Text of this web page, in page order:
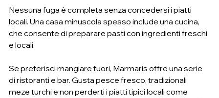
Nessuna fuga è completa senza concedersi i piatti
locali. Una casa minuscola spesso include una cucina,
che consente di preparare pasti con ingredienti freschi
e locali.
Se preferisci mangiare fuori, Marmaris offre una serie
di ristoranti e bar. Gusta pesce fresco, tradizionali
meze turchi e non perderti i piatti tipici locali come